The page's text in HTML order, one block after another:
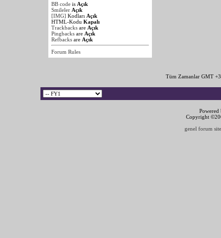
BB code is Açık
Smileler Açık
[IMG] Kodları Açık
HTML-Kodu Kapalı
Trackbacks are Açık
Pingbacks are Açık
Refbacks are Açık
Forum Rules
Tüm Zamanlar GMT
Copyright
genel forum